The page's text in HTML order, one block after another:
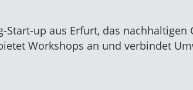
Start-up aus Erfurt, das
Workshops an und verbindet